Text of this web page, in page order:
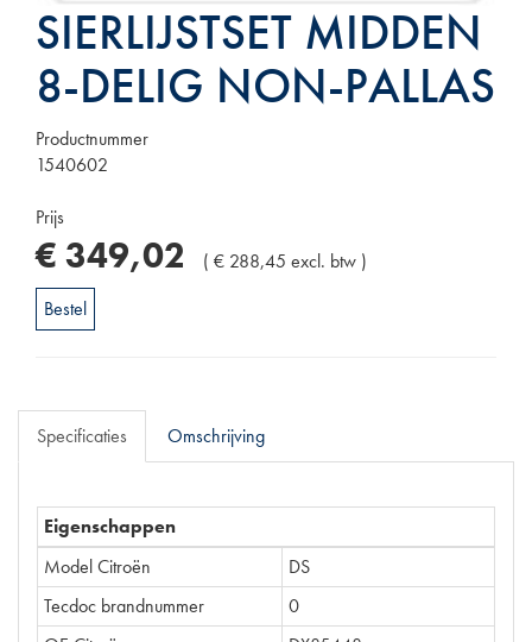
SIERLIJSTSET MIDDEN
8-DELIG NON-PALLAS
Productnummer
1540602
Prijs
€ 349,02 ( € 288,45 excl. btw )
Bestel
Specificaties Omschrijving
Eigenschappen
Model Citroën
DS
Tecdoc brandnummer
0